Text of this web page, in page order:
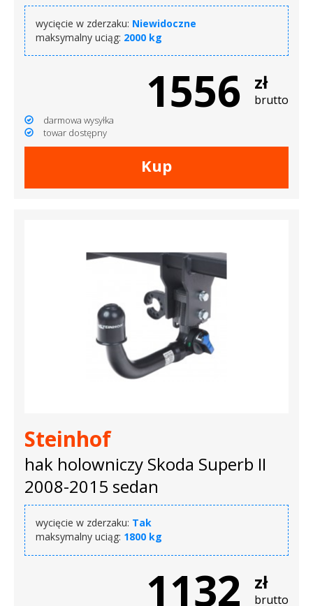
wycięcie w zderzaku: Niewidoczne
maksymalny uciąg: 2000 kg
1556 zł
brutto
darmowa wysyłka
towar dostępny
Kup
Steinhof
hak holowniczy Skoda Superb II
2008-2015 sedan
wycięcie w zderzaku: Tak
maksymalny uciąg: 1800 kg
1132 zł
brutto